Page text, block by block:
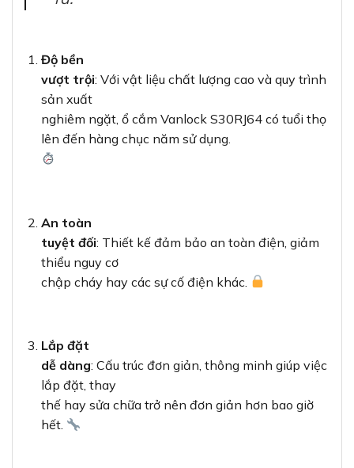
Độ bền
vượt trội: Với vật liệu chất lượng cao và quy trình
sản xuất
nghiêm ngặt, ổ cắm Vanlock S30RJ64 có tuổi thọ
lên đến hàng chục năm sử dụng.
An toàn
tuyệt đối: Thiết kế đảm bảo an toàn điện, giảm
thiểu nguy cơ
chập cháy hay các sự cố điện khác.
Lắp đặt
dễ dàng: Cấu trúc đơn giản, thông minh giúp việc
lắp đặt, thay
thế hay sửa chữa trở nên đơn giản hơn bao giờ
hết.